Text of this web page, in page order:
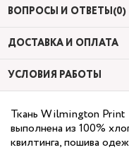
ВОПРОСЫ И ОТВЕТЫ(0)
ДОСТАВКА И ОПЛАТА
УСЛОВИЯ РАБОТЫ
Ткань Wilmington
выполнена из 100%
квилтинга, пошива